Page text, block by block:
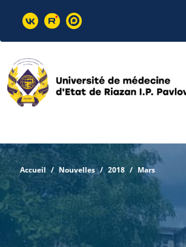
Accueil Nouvelles 2018 Mars